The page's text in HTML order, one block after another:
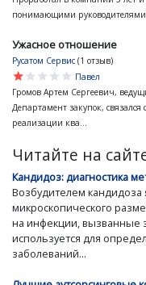
понимающими руководителями
Ужасное отношение
Русатом Сервис (1 отзыв)
star
star
star
star
star
Павел
Громов Артем Сергеевич,
Департамент закупок,
реализации ква...
Читайте на
Кандидоз: диагностика
Возбудителем кандидоза
микроскопического
на инфекции, вызванные
используется для
заболеваний...